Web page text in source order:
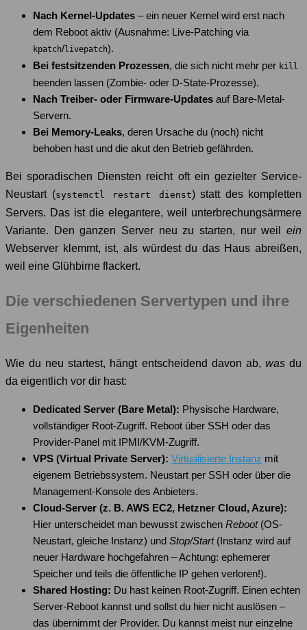
Nach Kernel-Updates – ein neuer Kernel wird erst nach
dem Reboot aktiv (Ausnahme: Live-Patching via
kpatch/livepatch).
Bei festsitzenden Prozessen, die sich nicht mehr per kill
beenden lassen (Zombie- oder D-State-Prozesse).
Nach Treiber- oder Firmware-Updates auf Bare-Metal-
Servern.
Bei Memory-Leaks, deren Ursache du (noch) nicht
behoben hast und die akut den Betrieb gefährden.
Bei sporadischen Diensten reicht oft ein gezielter Service-
Neustart (systemctl restart dienst) statt des kompletten
Servers. Das ist die elegantere, weil unterbrechungsärmere
Variante. Den ganzen Server neu zu starten, nur weil ein
Webserver klemmt, ist, als würdest du das Haus abreißen,
weil eine Glühbirne flackert.
Die verschiedenen Servertypen und ihre
Eigenheiten
Wie du neu startest, hängt entscheidend davon ab, wasdu
da eigentlich vor dir hast:
Dedicated Server (Bare Metal): Physische Hardware,
vollständiger Root-Zugriff. Reboot über SSH oder das
Provider-Panel mit IPMI/KVM-Zugriff.
VPS (Virtual Private Server): Virtualisierte Instanz mit
eigenem Betriebssystem. Neustart per SSH oder über die
Management-Konsole des Anbieters.
Cloud-Server (z. B. AWS EC2, Hetzner Cloud, Azure):
Hier unterscheidet man bewusst zwischen Reboot(OS-
Neustart, gleiche Instanz) und Stop/Start(Instanz wird auf
neuer Hardware hochgefahren – Achtung: ephemerer
Speicher und teils die öffentliche IP gehen verloren!).
Shared Hosting: Du hast keinen Root-Zugriff. Einen echten
Server-Reboot kannst und sollst du hier nicht auslösen –
das übernimmt der Provider. Du kannst meist nur einzelne